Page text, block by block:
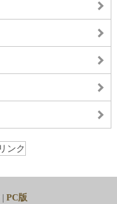
| PC版